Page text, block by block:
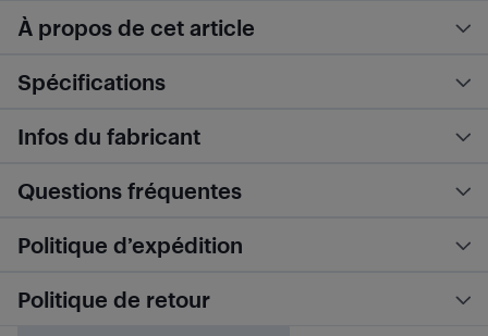
À propos de cet article
Spécifications
Infos du fabricant
Questions fréquentes
Politique d’expédition
Politique de retour